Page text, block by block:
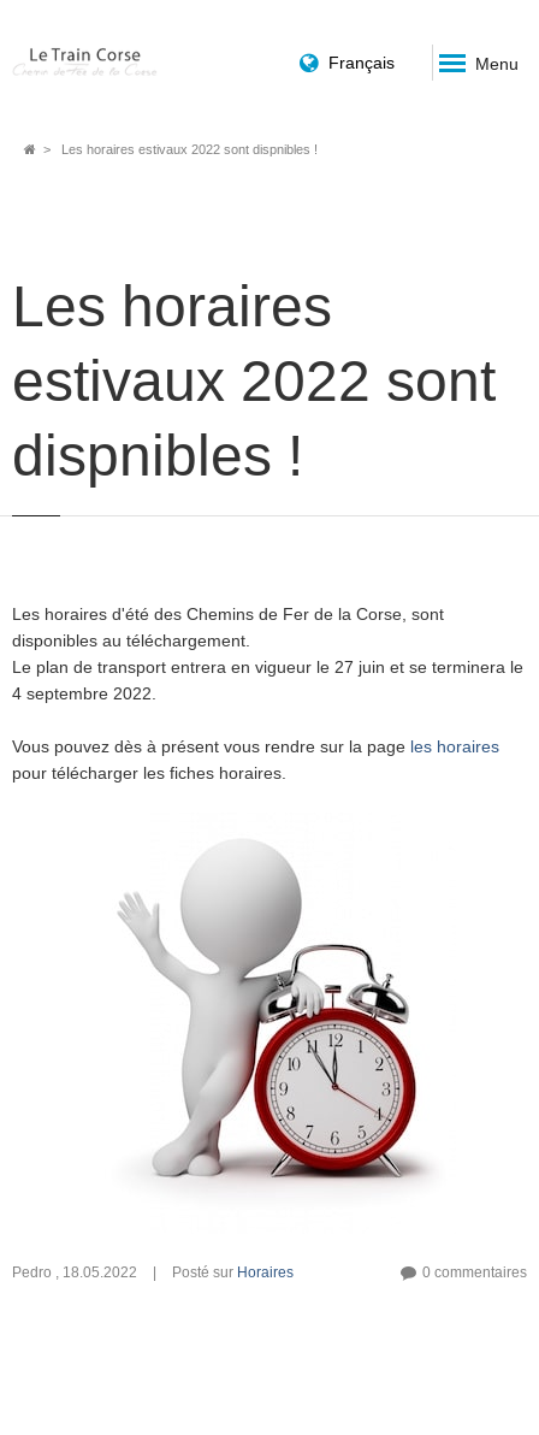
Français Menu
FilLes horaires estivaux 2022 sont dispnibles !
Les horaires
estivaux 2022 sont
dispnibles !
Les horaires d'été des Chemins de Fer de la Corse, sont
disponibles au téléchargement.
Le plan de transport entrera en vigueur le 27 juin et se terminera le
4 septembre 2022.
Vous pouvez dès à présent vous rendre sur la page les horaires
pour télécharger les fiches horaires.
Pedro , 18.05.2022 Posté sur Horaires 0 commentaires